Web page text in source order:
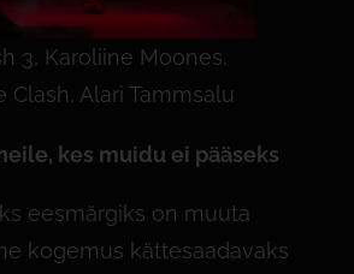
3, Karoliine Moones.
Clash, Alari Tammsalu
kes muidu ei pääseks
eesmärgiks on muuta
kogemus kättesaadavaks